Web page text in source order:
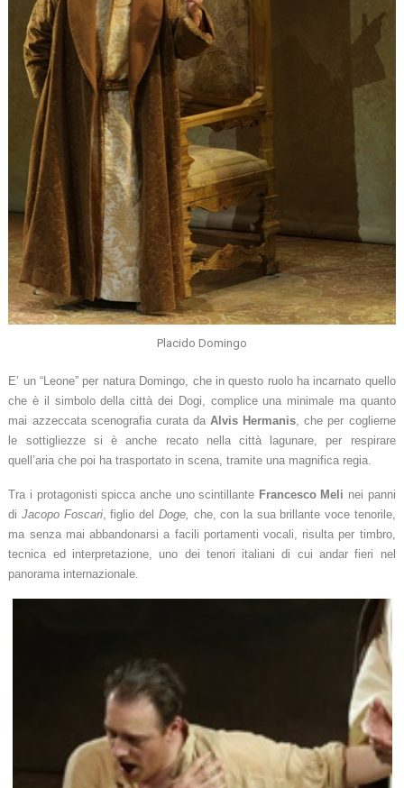
Placido Domingo
E’ un “Leone” per natura Domingo, che in questo ruolo ha incarnato quello
che è il simbolo della città dei Dogi, complice una minimale ma quanto
mai azzeccata scenografia curata daAlvis Hermanis , che per coglierne
le sottigliezze si è anche recato nella città lagunare, per respirare
quell’aria che poi ha trasportato in scena, tramite una magnifica regia.
Tra i protagonisti spicca anche uno scintillante Francesco Meli nei panni
diJacopo Foscari, figlio del Doge, che, con la sua brillante voce tenorile,
ma senza mai abbandonarsi a facili portamenti vocali, risulta per timbro,
tecnica ed interpretazione, uno dei tenori italiani di cui andar fieri nel
panorama internazionale.